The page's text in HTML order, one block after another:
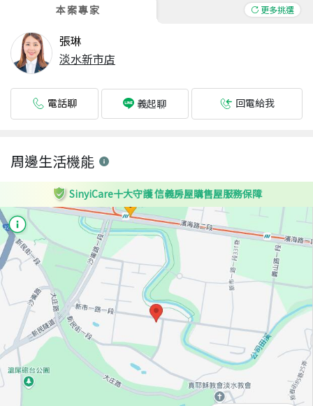
本案專家 更多挑選
張琳
淡水新市店
電話聊 義起聊 回電給我
周邊生活機能
SinyiCare十大守護 信義房屋購售屋服務保障